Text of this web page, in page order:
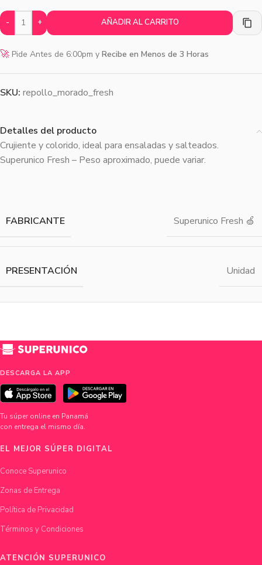
- + AÑADIR AL CARRITO
🚀 Pide Antes de 6:00pm y Recibe en Menos de 3 Horas
SKU: repollo_morado_fresh
Detalles del producto
Crujiente y colorido, ideal para ensaladas y salteados.
Superunico Fresh – Peso aproximado, puede variar.
FABRICANTE Superunico Fresh 🍏
PRESENTACIÓN Unidad
DESCARGA LA APP
Tu súper online en Panamá
con entrega el mismo día.
EL MEJOR SÚPER DIGITAL
Conoce Superunico
Zonas de Entrega
Política de Privacidad
Términos y Condiciones
ATENCIÓN SUPERUNICO